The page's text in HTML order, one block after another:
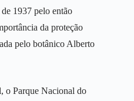
1937 pelo então
da proteção
pelo botânico Alberto
o Parque Nacional do